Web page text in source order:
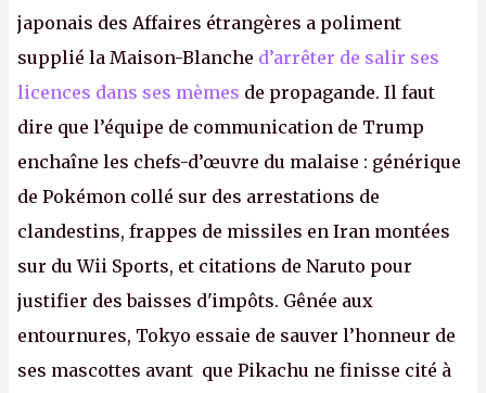
japonais des Affaires étrangères a poliment
supplié la Maison-Blanche d’arrêter de salir ses
licences dans ses mèmes de propagande. Il faut
dire que l’équipe de communication de Trump
enchaîne les chefs-d’œuvre du malaise : générique
de Pokémon collé sur des arrestations de
clandestins, frappes de missiles en Iran montées
sur du Wii Sports, et citations de Naruto pour
justifier des baisses d'impôts. Gênée aux
entournures, Tokyo essaie de sauver l’honneur de
ses mascottes avant que Pikachu ne finisse cité à